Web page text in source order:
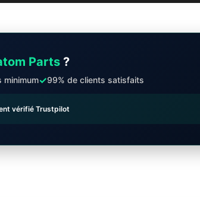
Parts ?
minimum✓99% de clients satisfaits
vérifié Trustpilot